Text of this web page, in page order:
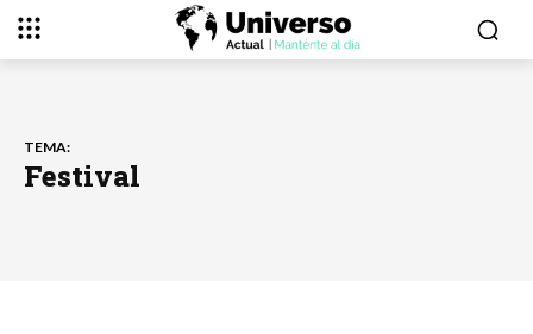
TEMA:
Festival